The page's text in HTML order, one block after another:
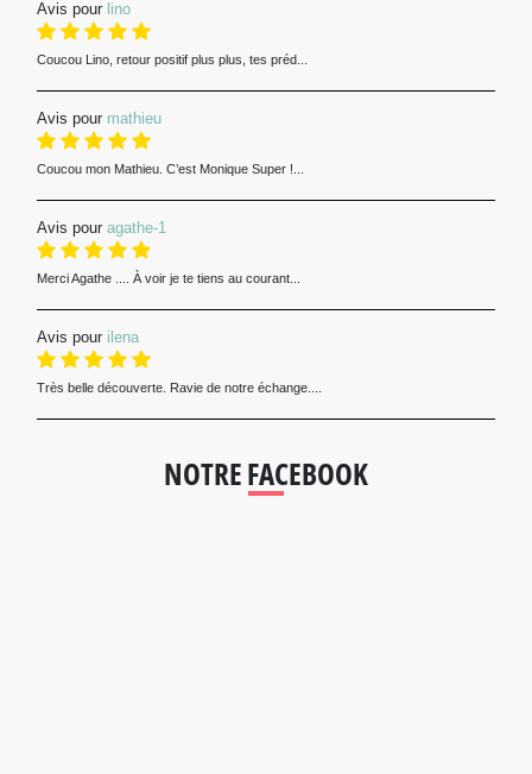
Avis pour lino
Coucou Lino, retour positif plus plus, tes préd...
Avis pour mathieu
Coucou mon Mathieu. C’est Monique Super !...
Avis pour agathe-1
Merci Agathe .... À voir je te tiens au courant...
Avis pour ilena
Très belle découverte. Ravie de notre échange....
NOTRE FACEBOOK